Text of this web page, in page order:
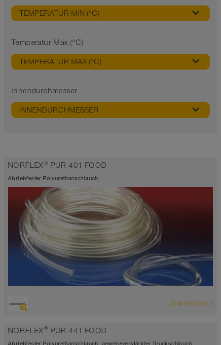
TEMPERATUR MIN (°C)
Temperatur Max (°C)
TEMPERATUR MAX (°C)
Innendurchmesser
INNENDURCHMESSER
NORFLEX® PUR 401 FOOD
Abriebfester Polyurethanschlauch
Lebensmittelschlauch und Pharmaschlauch
ZUM PRODUKT
NORFLEX® PUR 441 FOOD
Abriebfester Polyurethanschlauch, gewebeverstärkter Druckschlauch